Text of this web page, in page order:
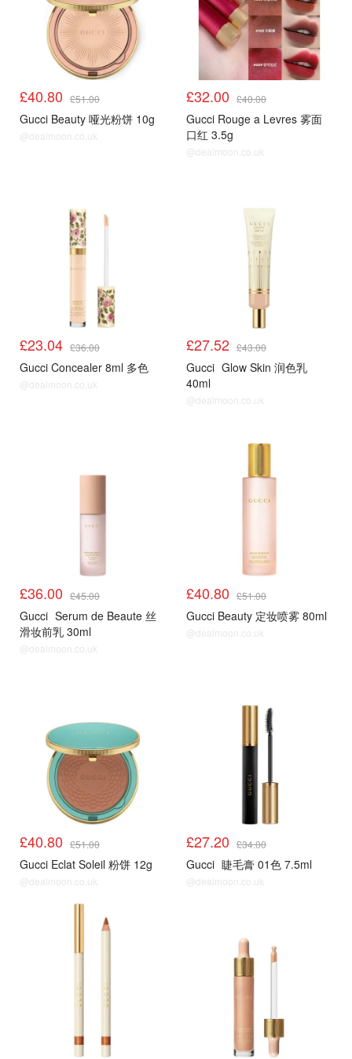
£40.80 £51.00
Gucci Beauty 哑光粉饼 10g
@dealmoon.co.uk
£32.00 £40.00
Gucci Rouge a Levres 雾面
口红 3.5g
@dealmoon.co.uk
£23.04 £36.00
Gucci Concealer 8ml 多色
@dealmoon.co.uk
£27.52 £43.00
Gucci Glow Skin 润色乳
40ml
@dealmoon.co.uk
£36.00 £45.00
Gucci Serum de Beaute 丝
滑妆前乳 30ml
@dealmoon.co.uk
£40.80 £51.00
Gucci Beauty 定妆喷雾 80ml
@dealmoon.co.uk
£40.80 £51.00
Gucci Eclat Soleil 粉饼 12g
@dealmoon.co.uk
£27.20 £34.00
Gucci 睫毛膏 01色 7.5ml
@dealmoon.co.uk